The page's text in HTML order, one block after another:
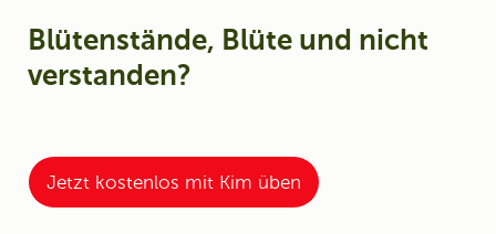
Blütenstände, Blüte und nicht
verstanden?
Jetzt kostenlos mit Kim üben